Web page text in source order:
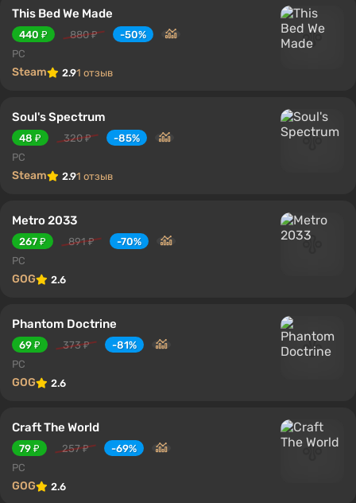
This Bed We Made
440 ₽ 880 ₽
-50%
PC
Steam 2.91 отзыв
Soul's Spectrum
48 ₽ 320 ₽
-85%
PC
Steam 2.91 отзыв
Metro 2033
267 ₽ 891 ₽
-70%
PC
GOG 2.6
Phantom Doctrine
69 ₽ 373 ₽
-81%
PC
GOG 2.6
Craft The World
79 ₽ 257 ₽
-69%
PC
GOG 2.6